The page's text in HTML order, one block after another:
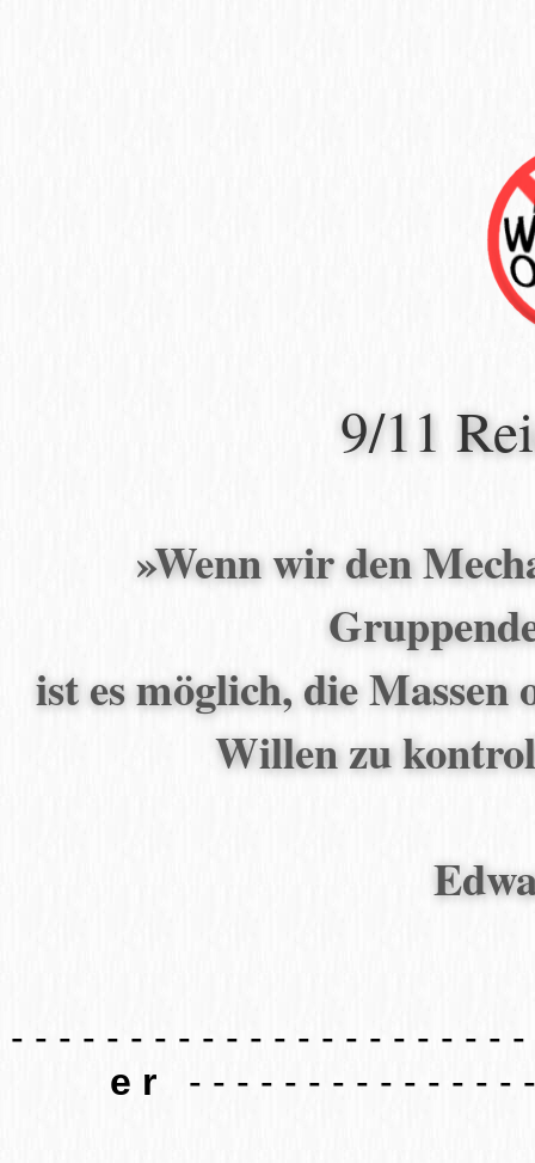
9/11
»Wenn wir den
ist es möglich, die Massen
Willen zu
- - - - - - - - - - - - - - - - - - - -
e r- - - - - - - - - - - - - - -